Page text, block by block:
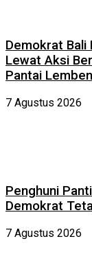
Demokrat Bali
Lewat Aksi
Pantai
7 Agustus 2026
Penghuni
Demokrat
7 Agustus 2026